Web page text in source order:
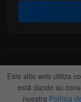
Acerca de nosotros
Contactanos
Este sitio web utiliza
está dando su
nuestra Política